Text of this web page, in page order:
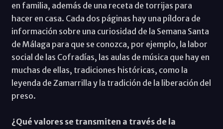
en familia, además de una receta de torrijas para
hacer en casa. Cada dos páginas hay una píldora de
información sobre una curiosidad de la Semana Santa
de Málaga para que se conozca, por ejemplo, la labor
social de las Cofradías, las aulas de música que hay en
muchas de ellas, tradiciones históricas, como la
leyenda de Zamarrilla y la tradición de la liberación del
preso.
¿Qué valores se transmiten a través de la